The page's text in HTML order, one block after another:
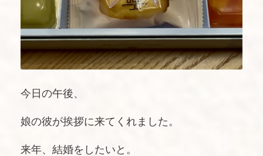
今日の午後、
娘の彼が挨拶に来てくれました。
来年、結婚をしたいと。